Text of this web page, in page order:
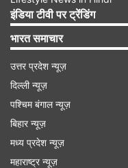
इंडिया टीवी पर ट्रेंडिंग
भारत समाचार
उत्तर प्रदेश न्यूज़
दिल्ली न्यूज़
पश्चिम बंगाल न्यूज़
बिहार न्यूज़
मध्य प्रदेश न्यूज़
महाराष्ट्र न्यूज़